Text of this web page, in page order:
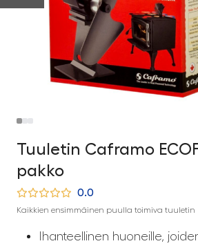
Tuuletin Caframo
pakko
0.0
Kaikkien ensimmäinen puulla toimiva tuuletin
Ihanteellinen huoneille,